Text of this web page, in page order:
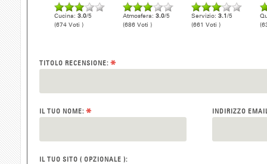
Cucina: 3.0/5
(674 Voti )
Atmosfera: 3.0/5
(686 Voti )
Servizio: 3.1/5
(661 Voti )
TITOLO RECENSIONE: *
IL TUO NOME: * INDIRIZZO
IL TUO SITO ( OPZIONALE ):